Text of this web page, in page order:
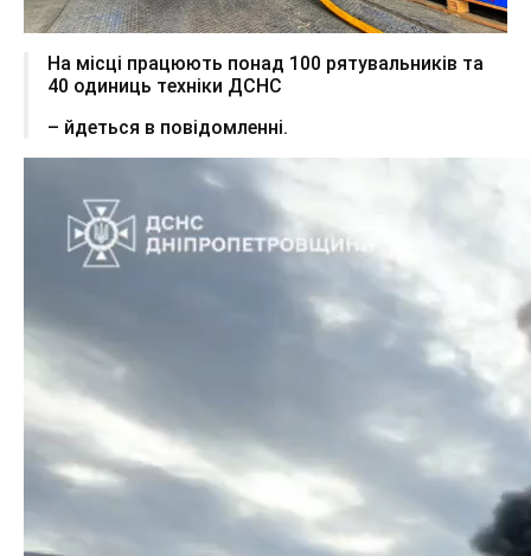
На місці працюють понад 100 рятувальників та
40 одиниць техніки ДСНС
– йдеться в повідомленні.